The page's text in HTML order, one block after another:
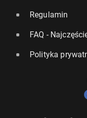
Regulamin
FAQ -
Polityka